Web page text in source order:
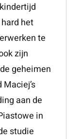
het
te
zijn
geheimen
aan de
in
studie